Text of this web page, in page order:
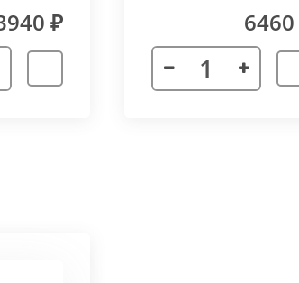
неточности в соединении
₽